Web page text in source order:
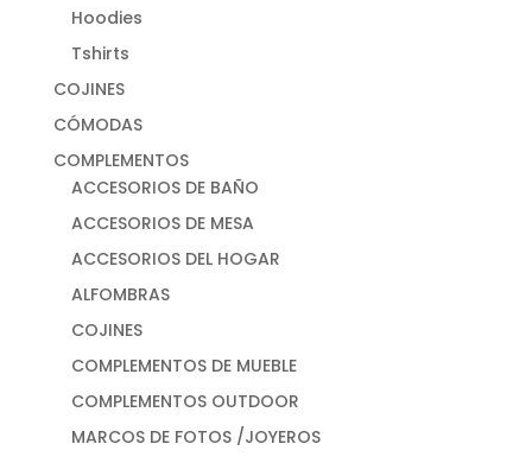
Hoodies
Tshirts
COJINES
CÓMODAS
COMPLEMENTOS
ACCESORIOS DE BAÑO
ACCESORIOS DE MESA
ACCESORIOS DEL HOGAR
ALFOMBRAS
COJINES
COMPLEMENTOS DE MUEBLE
COMPLEMENTOS OUTDOOR
MARCOS DE FOTOS /JOYEROS